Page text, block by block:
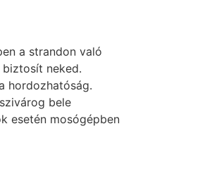
a strandon való
neked.
hordozhatóság.
bele
esetén mosógépben